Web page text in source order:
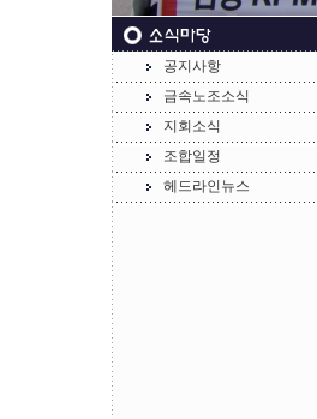
공지사항
금속노조소식
지회소식
조합일정
헤드라인뉴스